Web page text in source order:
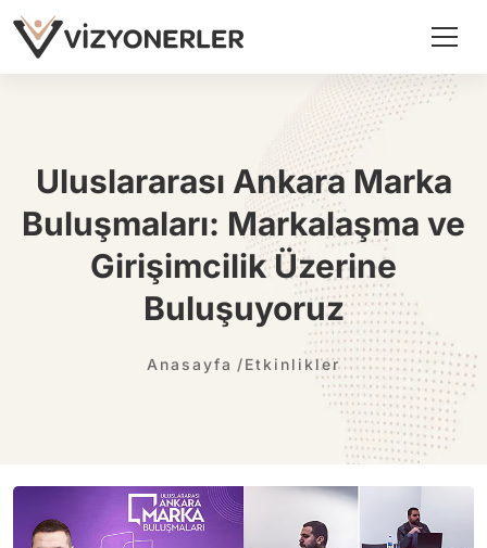
Uluslararası Ankara Marka
Buluşmaları: Markalaşma ve
Girişimcilik Üzerine
Buluşuyoruz
Anasayfa Etkinlikler